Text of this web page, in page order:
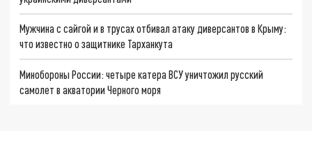
Мужчина с сайгой и в трусах отбивал атаку диверсантов в Крыму:
что известно о защитнике Тарханкута
Минобороны России: четыре катера ВСУ уничтожил русский
самолет в акватории Черного моря